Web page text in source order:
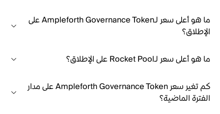
ما هو أعلى سعر لـAmpleforth Governance Token على
الإطلاق؟
ما هو أعلى سعر لـRocket Pool على الإطلاق؟
كم تغير سعر Ampleforth Governance Token على مدار
الفترة الماضية؟